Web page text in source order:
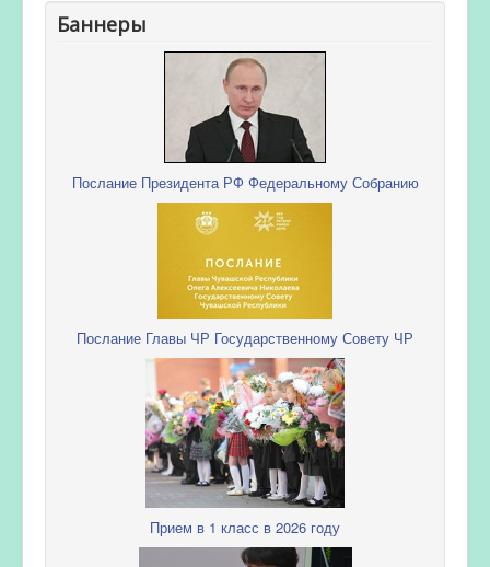
Баннеры
Послание Президента РФ Федеральному Собранию
Послание Главы ЧР Государственному Совету ЧР
Прием в 1 класс в 2026 году